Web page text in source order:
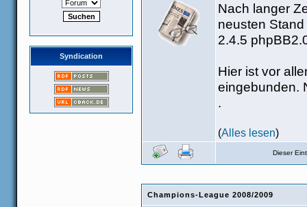
Syndication
Nach langer
neusten
2.4.5
Hier ist vor
eingebunden.
.
(Alles lesen)
Dieser
Champions-League 2008/2009